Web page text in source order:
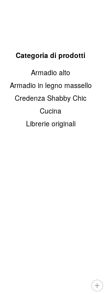
Categoria di prodotti
Armadio alto
Armadio in legno massello
Credenza Shabby Chic
Cucina
Librerie originali